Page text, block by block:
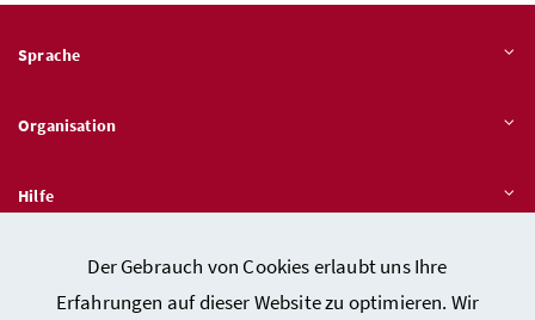
Der Gebrauch von Cookies erlaubt uns Ihre
Erfahrungen auf dieser Website zu optimieren. Wir
Sprache
Organisation
Hilfe
Quicklinks